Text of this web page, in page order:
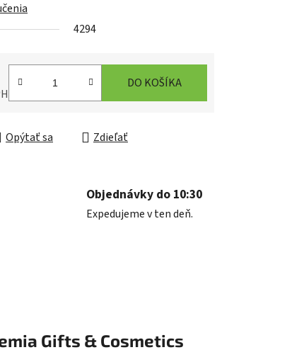
4294
DO KOŠÍKA
Opýtať sa Zdieľať
Objednávky do 10:30
Expedujeme v ten deň.
Gifts & Cosmetics